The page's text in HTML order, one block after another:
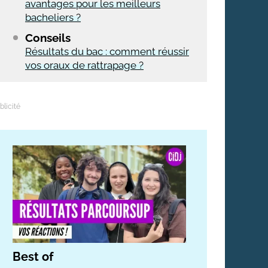
avantages pour les meilleurs
bacheliers ?
Conseils
Résultats du bac : comment réussir
vos oraux de rattrapage ?
Best of